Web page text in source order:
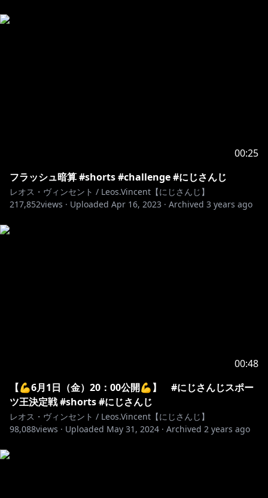
00:25
フラッシュ暗算 #shorts #challenge #にじさんじ
レオス・ヴィンセント / Leos.Vincent【にじさんじ】
217,852views · Uploaded Apr 16, 2023 · Archived 3 years ago
00:48
【💪6月1日（金）20：00公開💪】 #にじさんじスポー
ツ王決定戦 #shorts #にじさんじ
レオス・ヴィンセント / Leos.Vincent【にじさんじ】
98,088views · Uploaded May 31, 2024 · Archived 2 years ago